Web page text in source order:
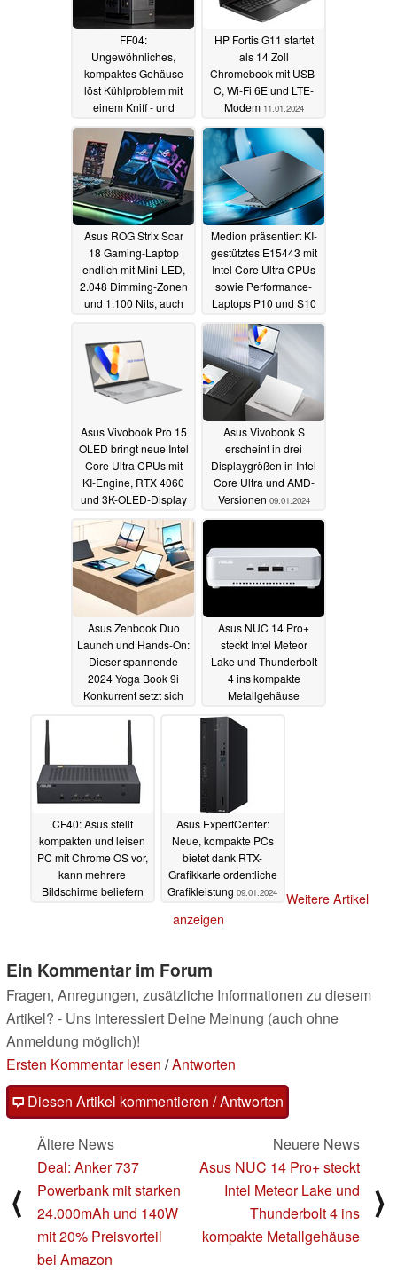
FF04:
Ungewöhnliches,
kompaktes Gehäuse
löst Kühlproblem mit
einem Kniff - und
schafft neue Probleme
24.03.2024
HP Fortis G11 startet
als 14 Zoll
Chromebook mit USB-
C, Wi-Fi 6E und LTE-
Modem 11.01.2024
Asus ROG Strix Scar
18 Gaming-Laptop
endlich mit Mini-LED,
2.048 Dimming-Zonen
und 1.100 Nits, auch
Medion präsentiert KI-
gestütztes E15443 mit
Intel Core Ultra CPUs
sowie Performance-
Laptops P10 und S10
09.01.2024
Asus Vivobook Pro 15
OLED bringt neue Intel
Core Ultra CPUs mit
KI-Engine, RTX 4060
und 3K-OLED-Display
09.01.2024
Asus Vivobook S
erscheint in drei
Displaygrößen in Intel
Core Ultra und AMD-
Versionen 09.01.2024
Asus Zenbook Duo
Launch und Hands-On:
Dieser spannende
2024 Yoga Book 9i
Konkurrent setzt sich
Vorbild ab
Asus NUC 14 Pro+
steckt Intel Meteor
Lake und Thunderbolt
4 ins kompakte
Metallgehäuse
CF40: Asus stellt
kompakten und leisen
PC mit Chrome OS vor,
kann mehrere
Bildschirme beliefern
Asus ExpertCenter:
Neue, kompakte PCs
bietet dank RTX-
Grafikkarte ordentliche
Grafikleistung 09.01.2024
Weitere Artikel
anzeigen
Ein Kommentar im Forum
Fragen, Anregungen, zusätzliche Informationen zu diesem
Artikel? - Uns interessiert Deine Meinung (auch ohne
Anmeldung möglich)!
Ersten Kommentar lesen /Antworten
Diesen Artikel kommentieren / Antworten
⟨
Ältere News
Deal: Anker 737
Powerbank mit starken
24.000mAh und 140W
mit 20% Preisvorteil
bei Amazon
Neuere News
Asus NUC 14 Pro+ steckt
Intel Meteor Lake und
Thunderbolt 4 ins
kompakte Metallgehäuse
⟩